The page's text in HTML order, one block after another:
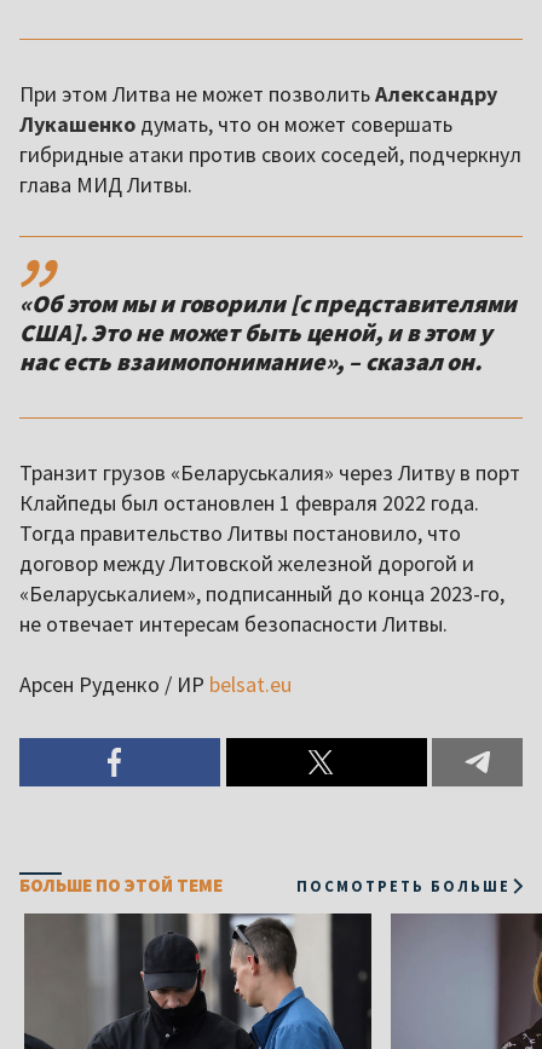
При этом Литва не может позволитьАлександру
Лукашенко думать, что он может совершать
гибридные атаки против своих соседей, подчеркнул
глава МИД Литвы.
,,
«Об этом мы и говорили [с представителями
США]. Это не может быть ценой, и в этом у
нас есть взаимопонимание», – сказал он.
Транзит грузов «Беларуськалия» через Литву в порт
Клайпеды был остановлен 1 февраля 2022 года.
Тогда правительство Литвы постановило, что
договор между Литовской железной дорогой и
«Беларуськалием», подписанный до конца 2023-го,
не отвечает интересам безопасности Литвы.
Арсен Руденко / ИР belsat.eu
БОЛЬШЕ ПО ЭТОЙ ТЕМЕ ПОСМОТРЕТЬ БОЛЬШЕ